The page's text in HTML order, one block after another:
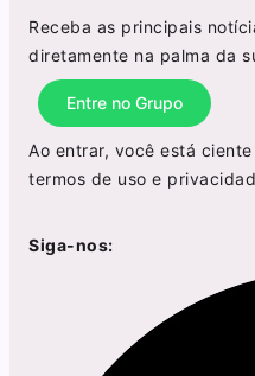
Receba as principais
diretamente na palma da
Entre no Grupo
Ao entrar, você está
termos de uso e
Siga-nos: